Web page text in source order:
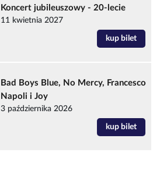
Koncert jubileuszowy - 20-lecie
11 kwietnia 2027
kup bilet
Bad Boys Blue, No Mercy, Francesco
Napoli i Joy
3 października 2026
kup bilet